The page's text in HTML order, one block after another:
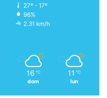
27º - 17º
96%
2.31 km/h
16 ℃
dom
11 ℃
lun